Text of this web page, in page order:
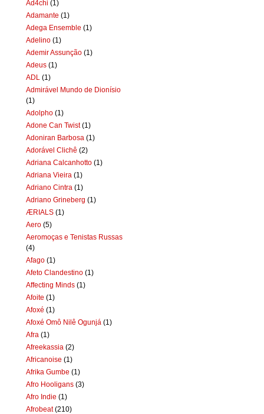
Ad4chi (1)
Adamante (1)
Adega Ensemble (1)
Adelino (1)
Ademir Assunção (1)
Adeus (1)
ADL (1)
Admirável Mundo de Dionísio
(1)
Adolpho (1)
Adone Can Twist (1)
Adoniran Barbosa (1)
Adorável Clichê (2)
Adriana Calcanhotto (1)
Adriana Vieira (1)
Adriano Cintra (1)
Adriano Grineberg (1)
ÆRIALS (1)
Aero (5)
Aeromoças e Tenistas Russas
(4)
Afago (1)
Afeto Clandestino (1)
Affecting Minds (1)
Afoite (1)
Afoxé (1)
Afoxé Omô Nilê Ogunjá (1)
Afra (1)
Afreekassia (2)
Africanoise (1)
Afrika Gumbe (1)
Afro Hooligans (3)
Afro Indie (1)
Afrobeat (210)